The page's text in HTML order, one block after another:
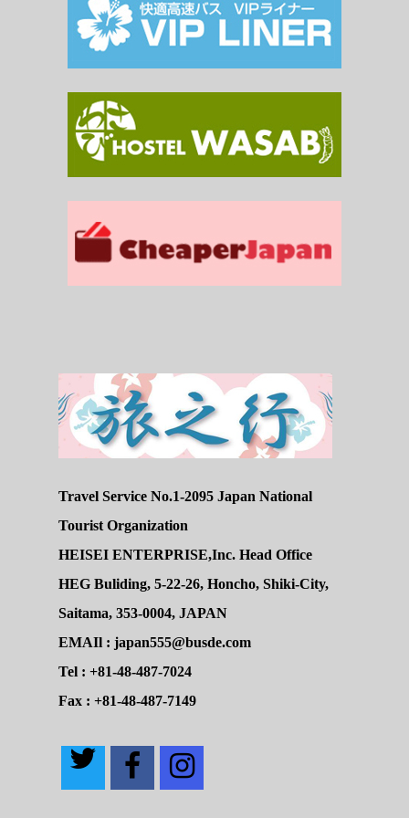
Travel Service No.1-2095 Japan National
Tourist Organization
HEISEI ENTERPRISE,Inc. Head Office
HEG Buliding, 5-22-26, Honcho, Shiki-City,
Saitama, 353-0004, JAPAN
EMAIl : japan555@busde.com
Tel : +81-48-487-7024
Fax : +81-48-487-7149